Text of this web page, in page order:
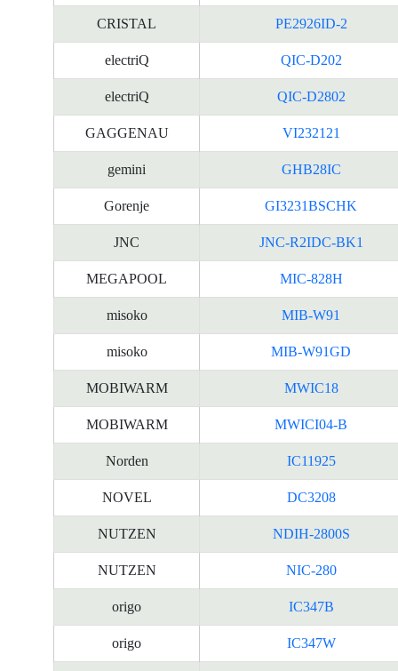
CRISTAL PE2926ID-2
electriQ QIC-D202
electriQ QIC-D2802
GAGGENAU VI232121
gemini GHB28IC
Gorenje GI3231BSCHK
JNC JNC-R2IDC-BK1
MEGAPOOL MIC-828H
misoko MIB-W91
misoko MIB-W91GD
MOBIWARM MWIC18
MOBIWARM MWICI04-B
Norden IC11925
NOVEL DC3208
NUTZEN NDIH-2800S
NUTZEN NIC-280
origo IC347B
origo IC347W